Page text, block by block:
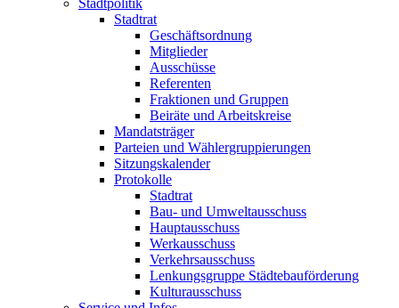
Stadtpolitik
Stadtrat
Geschäftsordnung
Mitglieder
Ausschüsse
Referenten
Fraktionen und Gruppen
Beiräte und Arbeitskreise
Mandatsträger
Parteien und Wählergruppierungen
Sitzungskalender
Protokolle
Stadtrat
Bau- und Umweltausschuss
Hauptausschuss
Werkausschuss
Verkehrsausschuss
Lenkungsgruppe Städtebauförderung
Kulturausschuss